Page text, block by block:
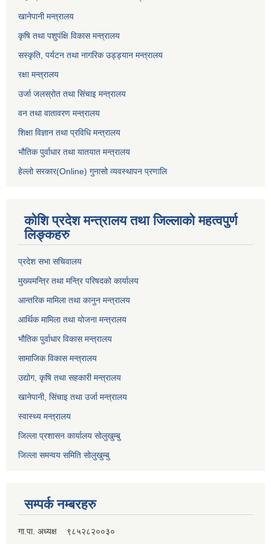
खानेपानी मन्त्रालय
कृषि तथा पशुपंक्षि विकास मन्त्रालय
सस्कृति, पर्यटन तथा नागरिक उड्ड्यान मन्त्रालय
रक्षा मन्त्रालय
उर्जा जलस्रोत तथा सिंचाइ मन्‍त्रालय
वन तथा वातावरण मन्त्रालय
शिक्षा विज्ञान तथा प्रविधि मन्त्रालय
भौतिक पुर्वाधार तथा यातयात मन्त्रालय
हेल्लो सरकार(Online) गुनासो व्यवस्थापन प्रणालि
कोशि प्रदेश मन्त्रालय तथा जिल्लाको महत्वपुर्ण
लिङ्कहरु
प्रदेश सभा सचिवालय
मुख्यमन्त्रि तथा मन्त्रि परिषदको कार्यालय
आन्तरिक मामिला तथा कानुन मन्त्रालय
आर्थिक मामिला तथा योजना मन्त्रालय
भौतिक पुर्वाधार विकास मन्त्रालय
सामाजिक विकास मन्त्रालय
उद्योग, कृषि तथा सहकारी मन्त्रालय
खानेपानी, सिंचाइ तथा उर्जा मन्त्रालय
स्वास्थ्य मन्त्रालय
जिल्ला प्रशासन कार्यालय सोलुखुम्बु
जिल्ला समन्वय समिति सोलुखुम्बु
सम्पर्क नम्बरहरु
गा.पा. अध्यक्ष ९८५२८२००३०